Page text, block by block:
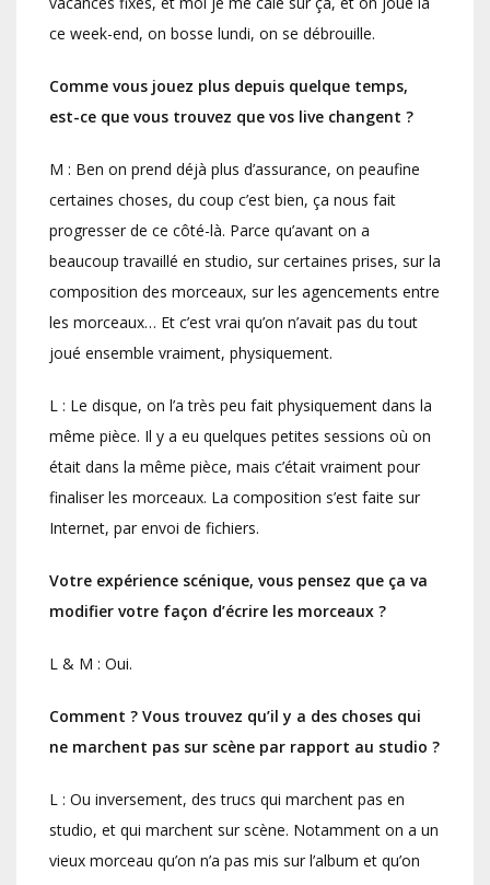
ce week-end, on bosse lundi, on se débrouille.
Comme vous jouez plus depuis quelque temps,
est-ce que vous trouvez que vos live changent ?
M : Ben on prend déjà plus d’assurance, on peaufine
certaines choses, du coup c’est bien, ça nous fait
progresser de ce côté-là. Parce qu’avant on a
beaucoup travaillé en studio, sur certaines prises, sur la
composition des morceaux, sur les agencements entre
les morceaux… Et c’est vrai qu’on n’avait pas du tout
joué ensemble vraiment, physiquement.
L : Le disque, on l’a très peu fait physiquement dans la
même pièce. Il y a eu quelques petites sessions où on
était dans la même pièce, mais c’était vraiment pour
finaliser les morceaux. La composition s’est faite sur
Internet, par envoi de fichiers.
Votre expérience scénique, vous pensez que ça va
modifier votre façon d’écrire les morceaux ?
L & M : Oui.
Comment ? Vous trouvez qu’il y a des choses qui
ne marchent pas sur scène par rapport au studio ?
L : Ou inversement, des trucs qui marchent pas en
studio, et qui marchent sur scène. Notamment on a un
vieux morceau qu’on n’a pas mis sur l’album et qu’on